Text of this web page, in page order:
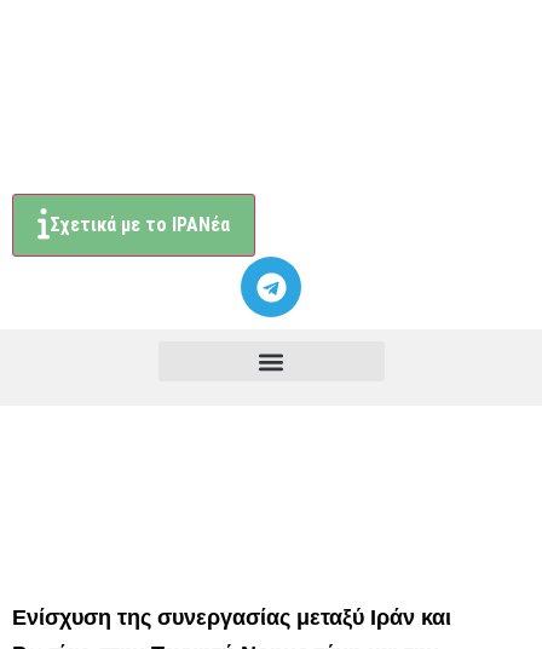
Σχετικά με το ΙΡΑΝέα
Ενίσχυση της συνεργασίας μεταξύ Ιράν και